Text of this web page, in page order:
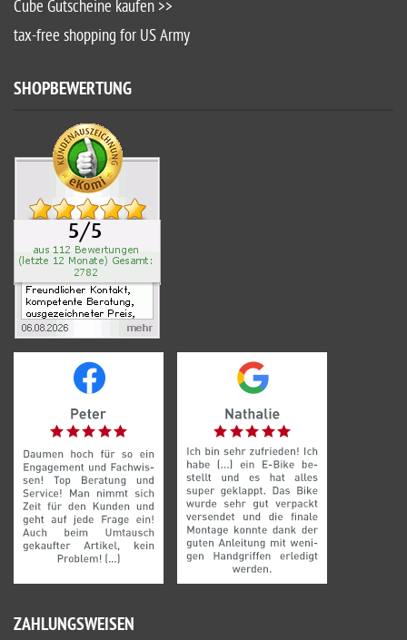
Cube Gutscheine kaufen >>
tax-free shopping for US Army
SHOPBEWERTUNG
ZAHLUNGSWEISEN